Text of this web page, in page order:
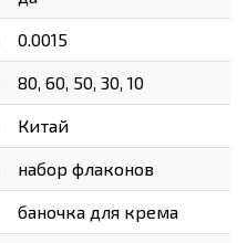
0.0015
80, 60, 50, 30, 10
Китай
набор флаконов
баночка для крема